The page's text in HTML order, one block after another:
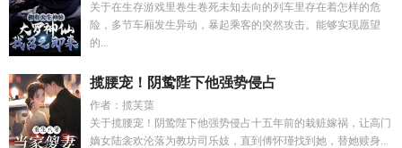
关于在生存游戏里卷生卷死未知去向的列车里存在着怎样的危
险，多节车厢发生异动，暴起乘客的突然攻击。能够实现愿望
的...
揽腰宠！阴鸷陛下他强势侵占
作者：揽芙蕖
关于揽腰宠！阴鸷陛下他强势侵占十五年前的栽赃嫁祸，让高门
嫡女陆衾欢沦落为教坊司乐妓，直到傅怀瑾找到她，替她赎身...